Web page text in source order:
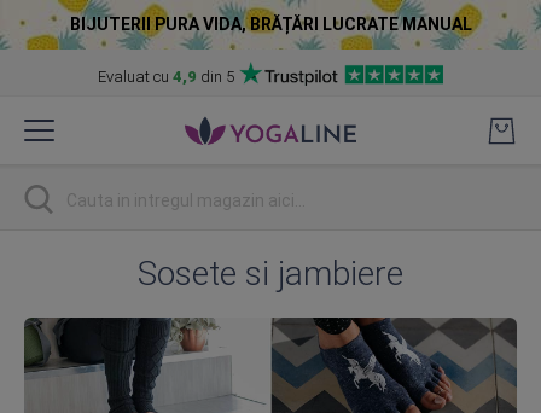
BIJUTERII PURA VIDA, BRĂȚĂRI LUCRATE MANUAL
Evaluat cu 4,9 din 5
to
Cautare
Sosete si jambiere